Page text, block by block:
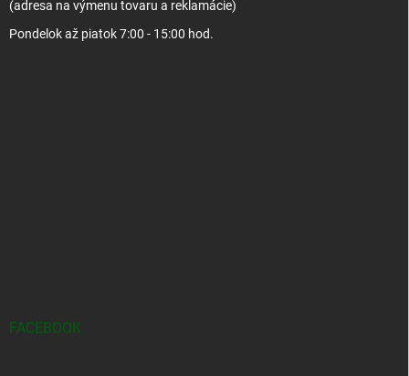
(adresa na výmenu tovaru a reklamácie)
Pondelok až piatok 7:00 - 15:00 hod.
FACEBOOK